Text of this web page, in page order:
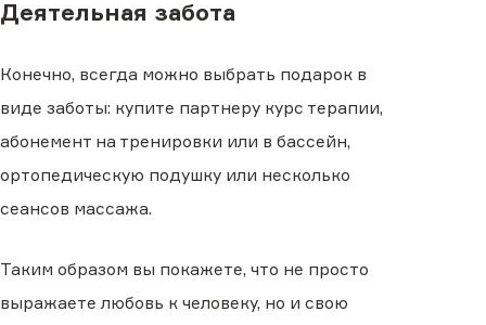
Деятельная забота
Конечно, всегда можно выбрать подарок в
виде заботы: купите партнеру курс терапии,
абонемент на тренировки или в бассейн,
ортопедическую подушку или несколько
сеансов массажа.
Таким образом вы покажете, что не просто
выражаете любовь к человеку, но и свою